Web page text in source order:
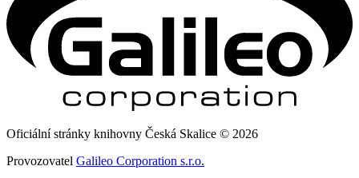
Oficiální stránky knihovny Česká Skalice © 2026
Provozovatel Galileo Corporation s.r.o.